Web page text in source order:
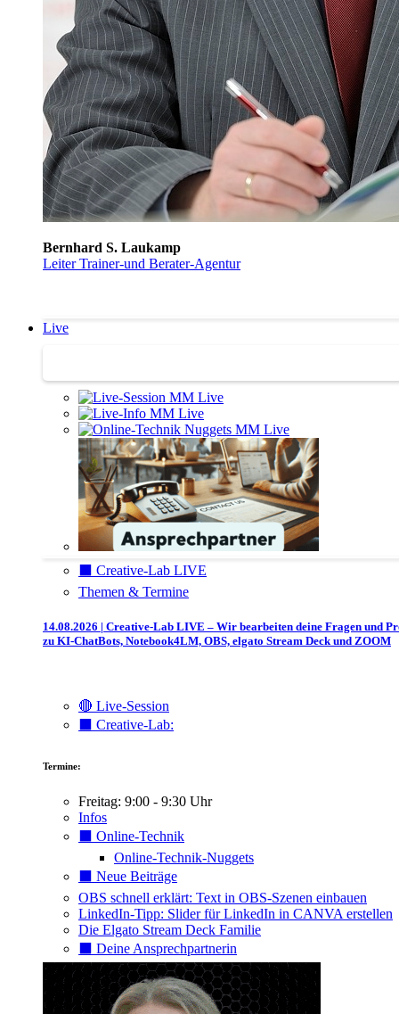
Bernhard S. Laukamp
Leiter Trainer-und Berater-Agentur
Live
⬛️ Creative-Lab LIVE
Themen & Termine
14.08.2026 | Creative-Lab LIVE – Wir bearbeiten deine Fragen und
zu KI-ChatBots, Notebook4LM, OBS, elgato Stream Deck und ZOOM
🔴 Live-Session
⬛️ Creative-Lab:
Termine:
Freitag: 9:00 - 9:30 Uhr
Infos
⬛️ Online-Technik
Online-Technik-Nuggets
⬛️ Neue Beiträge
OBS schnell erklärt: Text in OBS-Szenen einbauen
LinkedIn-Tipp: Slider für LinkedIn in CANVA erstellen
Die Elgato Stream Deck Familie
⬛️ Deine Ansprechpartnerin